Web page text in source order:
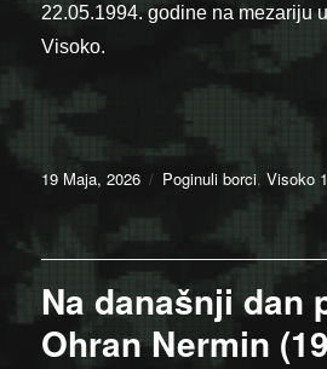
22.05.1994. godine na mezariju
Visoko.
Posted
19 Maja, 2026 Categories
Poginuli borci ,Visoko
Na današnji dan
Ohran Nermin